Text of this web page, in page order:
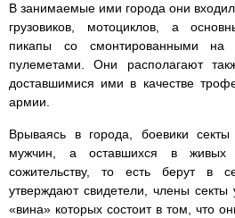
В занимаемые ими города они
грузовиков, мотоциклов, а
пикапы со смонтированными на
пулеметами. Они располагают
доставшимися ими в качестве
армии.
Врываясь в города, боевики секты
мужчин, а оставшихся в
сожительству, то есть берут в
утверждают свидетели, члены
«вина» которых состоит в том, что